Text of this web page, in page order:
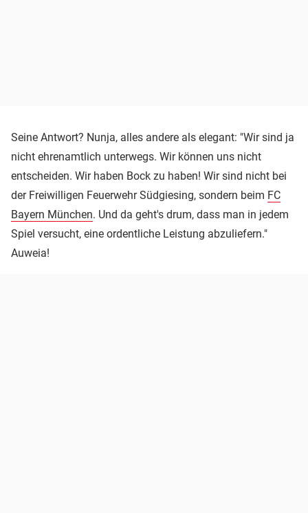
Seine Antwort? Nunja, alles andere als elegant: "Wir sind ja
nicht ehrenamtlich unterwegs. Wir können uns nicht
entscheiden. Wir haben Bock zu haben! Wir sind nicht bei
der Freiwilligen Feuerwehr Südgiesing, sondern beim FC
Bayern München. Und da geht's drum, dass man in jedem
Spiel versucht, eine ordentliche Leistung abzuliefern."
Auweia!